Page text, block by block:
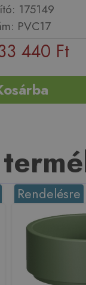
175149
PVC17
440 Ft
Rendelésre